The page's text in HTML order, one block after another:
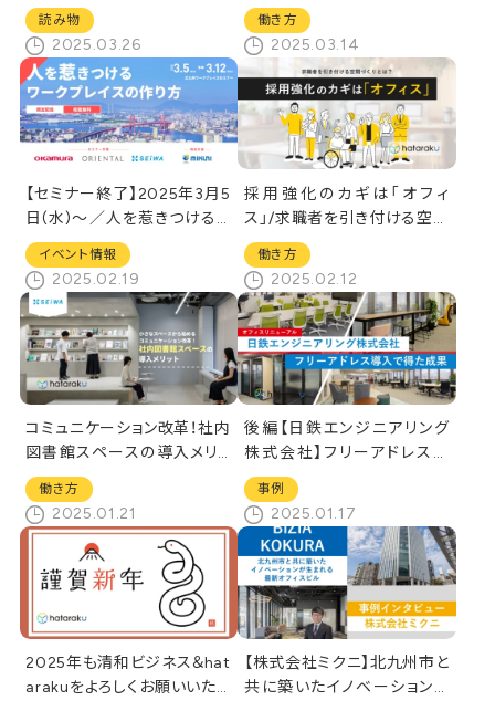
ご紹介
読み物
2025.03.26
働き方
2025.03.14
【セミナー終了】2025年3月5
日(水)～／人を惹きつけるワ
ークプレイスの作り方
イベント情報
2025.02.19
採用強化のカギは「オフィ
ス」/求職者を引き付ける空間
づくりとは？
働き方
2025.02.12
コミュニケーション改革！社内
図書館スペースの導入メリッ
ト
働き方
2025.01.21
後編【日鉄エンジニアリング
株式会社】フリーアドレス導
入で得た成果
事例
2025.01.17
2025年も清和ビジネス＆hat
arakuをよろしくお願いいたし
【株式会社ミクニ】北九州市と
共に築いたイノベーションを